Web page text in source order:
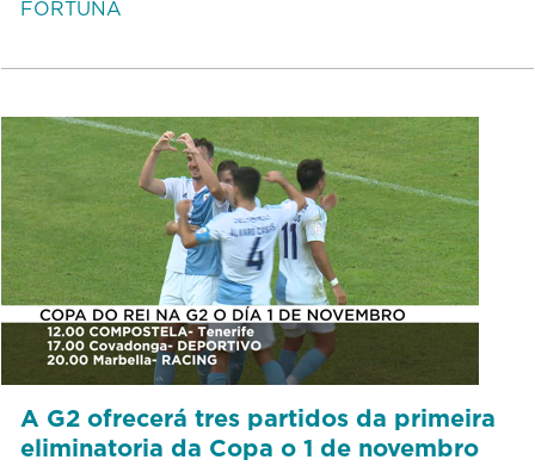
FORTUNA
A G2 ofrecerá tres partidos da primeira
eliminatoria da Copa o 1 de novembro